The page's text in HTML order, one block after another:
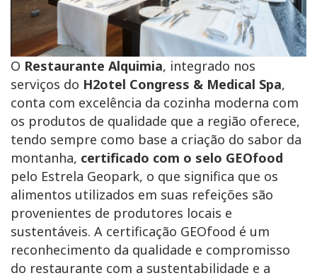
O Restaurante Alquimia, integrado nos
serviços do H2otel Congress & Medical Spa,
conta com excelência da cozinha moderna com
os produtos de qualidade que a região oferece,
tendo sempre como base a criação do sabor da
montanha, certificado com o selo GEOfood
pelo Estrela Geopark, o que significa que os
alimentos utilizados em suas refeições são
provenientes de produtores locais e
sustentáveis. A certificação GEOfood é um
reconhecimento da qualidade e compromisso
do restaurante com a sustentabilidade e a